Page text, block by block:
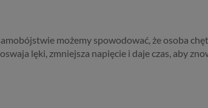
możemy spowodować, że osoba
lęki, zmniejsza napięcie i daje czas, aby
Psychoradę. Dane osobowe
z naszych usług.